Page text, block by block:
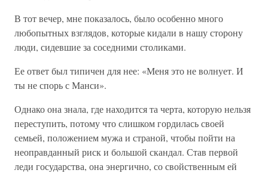
В тот вечер, мне показалось, было особенно много
любопытных взглядов, которые кидали в нашу сторону
люди, сидевшие за соседними столиками.
Ее ответ был типичен для нее: «Меня это не волнует. И
ты не спорь с Манси».
Однако она знала, где находится та черта, которую нельзя
переступить, потому что слишком гордилась своей
семьей, положением мужа и страной, чтобы пойти на
неоправданный риск и большой скандал. Став первой
леди государства, она энергично, со свойственным ей